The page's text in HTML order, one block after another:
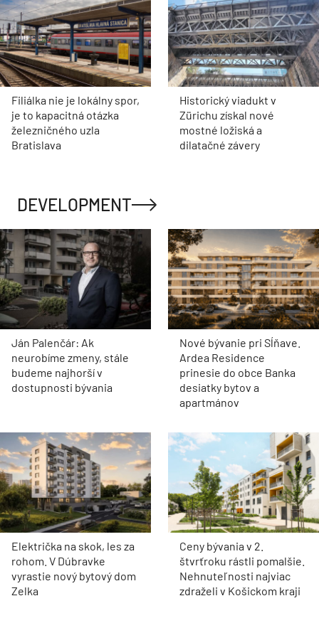
Filiálka nie je lokálny spor,
je to kapacitná otázka
železničného uzla
Bratislava
Historický viadukt v
Zürichu získal nové
mostné ložiská a
dilatačné závery
DEVELOPMENT
Ján Palenčár: Ak
neurobíme zmeny, stále
budeme najhorší v
dostupnosti bývania
Nové bývanie pri Sĺňave.
Ardea Residence
prinesie do obce Banka
desiatky bytov a
apartmánov
Električka na skok, les za
rohom. V Dúbravke
vyrastie nový bytový dom
Zelka
Ceny bývania v 2.
štvrťroku rástli pomalšie.
Nehnuteľnosti najviac
zdraželi v Košickom kraji